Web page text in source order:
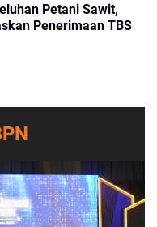
Petani Sawit,
Penerimaan TBS